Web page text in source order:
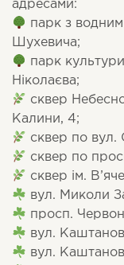
адресами:
парк з
Шухевича;
парк
Ніколаєва;
сквер
Калини, 4;
сквер по вул.
сквер по
сквер ім.
вул. Миколи
просп.
вул.
вул.